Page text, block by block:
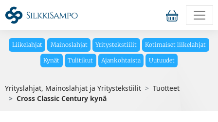
Liikelahjat Mainoslahjat Yritystekstiilit Kotimaiset liikelahjat
Kynät Tulitikut Ajankohtaista Uutuudet
Yrityslahjat, Mainoslahjat ja Yritystekstiilit
Tuotteet
Cross Classic Century kynä